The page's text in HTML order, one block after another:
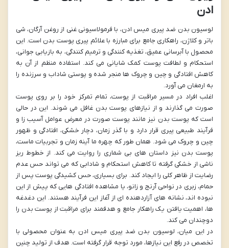
ادن
لوسیون بدن ضد پیری میس ادن، با فرمولاسیونی غنی از روغن آرگان، شی
باتر و کلاژن، راهکاری جامع برای مبارزه با علائم پیری پوست بدن است. این
محصول با آبرسانی عمیق، تغذیه کنندگی و ترمیم کنندگی، به بازیابی جوانی،
استحکام و لطافت پوست کمک شایانی می کند. استفاده منظم از آن به
کاهش افتادگی و چین و چروک ها منجر شده و پوستی شاداب و سرزنده را
به ارمغان می آورد.
اغلب افراد در مسیر مراقبت از پوست، تمام تمرکز خود را بر روی پوست
صورت می گذارند و از نیازهای پوست بدن غافل می شوند. این در حالی
است که پوست بدن نیز مانند پوست صورت در معرض عوامل آسیب زا و
فرآیند طبیعی پیری قرار دارد و با گذر زمان، دچار خشکی، افتادگی و ظهور
چین و چروک می شود. همان طور که چهره ما آینه زمان و تجربیات ماست،
پوست بدن نیز داستان های بی شماری را روایت می کند. از خطوط ریز
ناشی از خشکی گرفته تا کاهش استحکام و شادابی که می تواند حس عدم
رضایت از ظاهر کلی را ایجاد کند. برای بسیاری، حس کشیدگی پوست پس از
حمام، زبری در نواحی آرنج و زانو، یا مشاهده افتادگی هایی که پیش از این
نبوده اند، نشانه های آزاردهنده ای از آغاز این فرآیند هستند. این دغدغه
ها، اهمیت یافتن یک راهکار جامع و هدفمند برای مراقبت از پوست بدن را
دوچندان می کند.
در این میان، لوسیون بدن ضد پیری میس ادن به عنوان محصولی با
تخصص در رفع این نیازها، مورد توجه قرار گرفته است. هدف از تولید چنین